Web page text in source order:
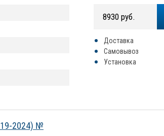
8930 руб.
Доставка
Самовывоз
Установка
2024) №